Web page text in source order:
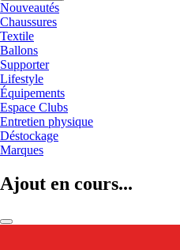
Nouveautés
Chaussures
Textile
Ballons
Supporter
Lifestyle
Équipements
Espace Clubs
Entretien physique
Déstockage
Marques
Ajout en cours...